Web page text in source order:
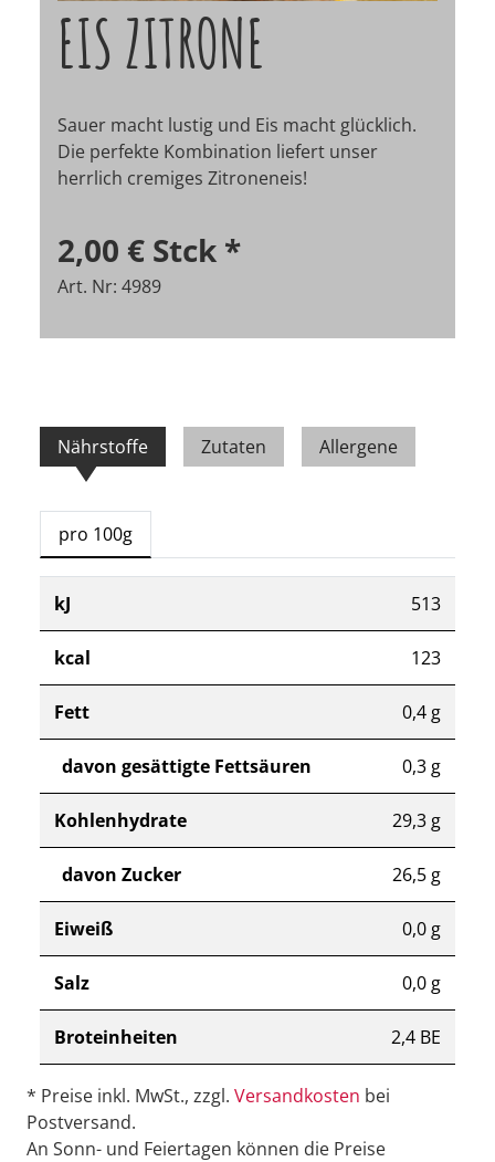
EIS ZITRONE
Sauer macht lustig und Eis macht glücklich.
Die perfekte Kombination liefert unser
herrlich cremiges Zitroneneis!
2,00 € Stck *
Art. Nr: 4989
Nährstoffe Zutaten Allergene
pro 100g
kJ 513
kcal 123
Fett 0,4 g
davon gesättigte Fettsäuren 0,3 g
Kohlenhydrate 29,3 g
davon Zucker 26,5 g
Eiweiß 0,0 g
Salz 0,0 g
Broteinheiten 2,4 BE
* Preise inkl. MwSt., zzgl. Versandkosten bei
Postversand.
An Sonn- und Feiertagen können die Preise